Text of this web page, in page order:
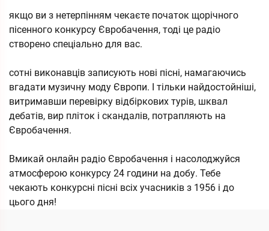
якщо ви з нетерпінням чекаєте початок щорічного
пісенного конкурсу Євробачення, тоді це радіо
створено спеціально для вас.
сотні виконавців записують нові пісні, намагаючись
вгадати музичну моду Європи. І тільки найдостойніші,
витримавши перевірку відбіркових турів, шквал
дебатів, вир пліток і скандалів, потрапляють на
Євробачення.
Вмикай онлайн радіо Євробачення і насолоджуйся
атмосферою конкурсу 24 години на добу. Тебе
чекають конкурсні пісні всіх учасників з 1956 і до
цього дня!